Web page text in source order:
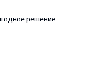
решение.